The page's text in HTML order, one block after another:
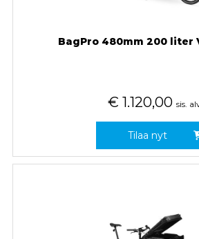
BagPro 480mm 200 liter
€ 1.120,00 sis.
Tilaa nyt